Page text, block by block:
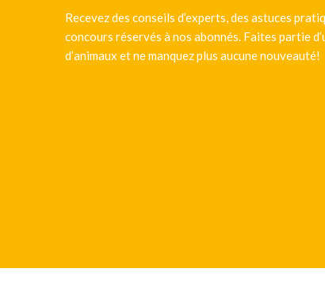
Recevez des conseils d’experts, des astuces
concours réservés à nos abonnés. Faites partie
d’animaux et ne manquez plus aucune nouveauté!